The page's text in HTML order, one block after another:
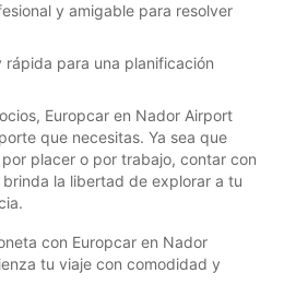
y amigable para resolver
rápida para una planificación
Europcar en Nador Airport
que necesitas. Ya sea que
placer o por trabajo, contar con
la libertad de explorar a tu
con Europcar en Nador
tu viaje con comodidad y